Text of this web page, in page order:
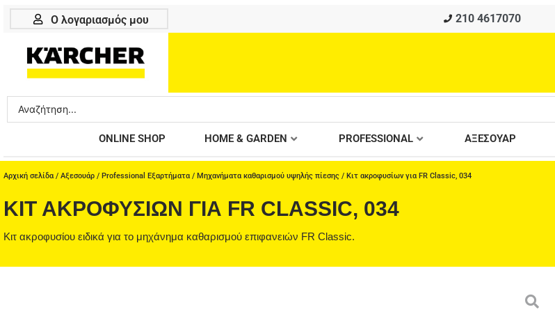
Μετάβαση
Ο λογαριασμός μου 210 4617070
Search
...
ONLINE SHOP HOME & GARDEN PROFESSIONAL ΑΞΕΣΟΥΑΡ
Αρχική σελίδα / Αξεσουάρ / Professional Εξαρτήματα / Μηχανήματα καθαρισμού υψηλής πίεσης / Κιτ ακροφυσίων για FR Classic, 034
ΚΙΤ ΑΚΡΟΦΥΣΊΩΝ ΓΙΑ FR CLASSIC, 034
Κιτ ακροφυσίου ειδικά για το μηχάνημα καθαρισμού επιφανειών FR Classic.